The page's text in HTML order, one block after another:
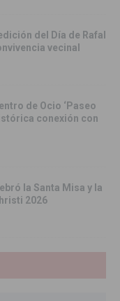
del Día de Rafal
vecinal
de Ocio ‘Paseo
conexión con
la Santa Misa y la
2026